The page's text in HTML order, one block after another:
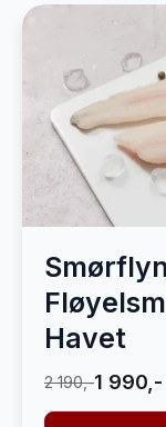
Havet
2 190,-1 990,-